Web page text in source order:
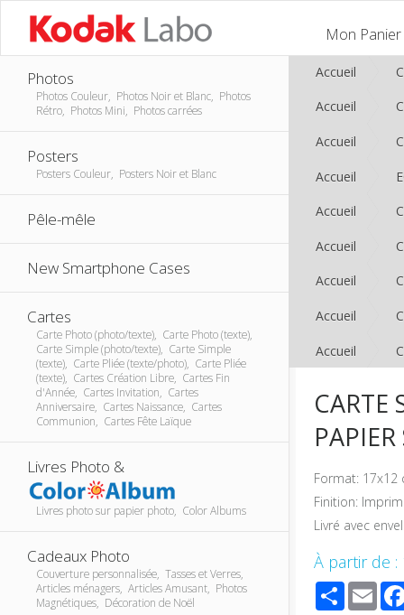
Mon Panier
Photos
Photos Couleur, Photos Noir et Blanc, Photos
Rétro, Photos Mini, Photos carrées
Posters
Posters Couleur, Posters Noir et Blanc
Pêle-mêle
New Smartphone Cases
Cartes
Carte Photo (photo/texte), Carte Photo (texte),
Carte Simple (photo/texte), Carte Simple
(texte), Carte Pliée (texte/photo), Carte Pliée
(texte), Cartes Création Libre, Cartes Fin
d'Année, Cartes Invitation, Cartes
Anniversaire, Cartes Naissance, Cartes
Communion, Cartes Fête Laïque
Livres Photo &
Livres photo sur papier photo, Color Albums
Cadeaux Photo
Couverture personnalisée, Tasses et Verres,
Articles ménagers, Articles Amusant, Photos
Magnétiques, Décoration de Noël
Accueil
Accueil
Accueil
Accueil
Accueil
Accueil
Accueil
Accueil
Accueil
CARTE
Format: 17x12
Finition:
Livré avec
À partir de :
Share